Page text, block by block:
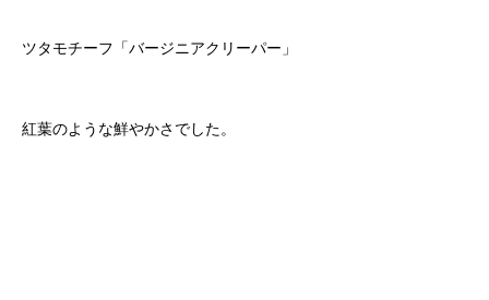
ツタモチーフ「バージニアクリーパー」
紅葉のような鮮やかさでした。